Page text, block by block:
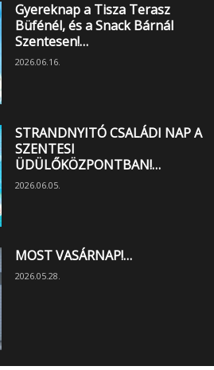
Gyereknap a Tisza Terasz
Büfénél, és a Snack Bárnál
Szentesen!…
2026.06.16.
STRANDNYITÓ CSALÁDI NAP A
SZENTESI
ÜDÜLŐKÖZPONTBAN!…
2026.06.05.
MOST VASÁRNAP!…
2026.05.28.